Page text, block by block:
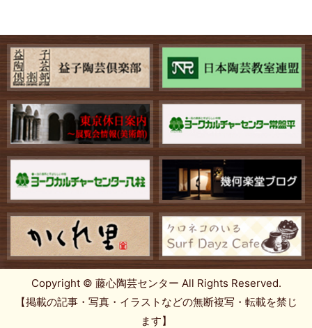
Copyright © 藤心陶芸センター All Rights Reserved.
【掲載の記事・写真・イラストなどの無断複写・転載を禁じ
ます】